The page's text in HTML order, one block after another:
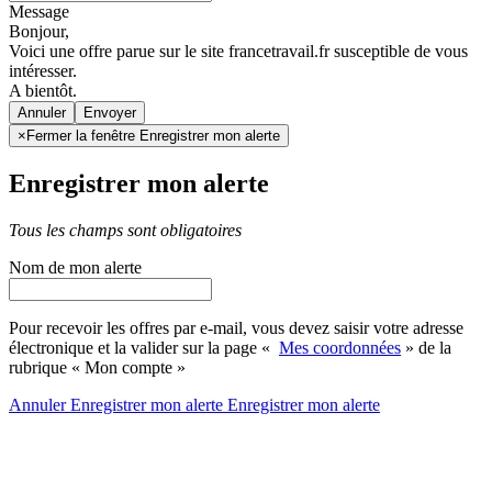
Message
Bonjour,
Voici une offre parue sur le site francetravail.fr susceptible de vous
intéresser.
A bientôt.
Annuler
× Fermer la fenêtre Enregistrer mon alerte
Enregistrer mon alerte
Tous les champs sont obligatoires
Nom de mon alerte
Pour recevoir les offres par e-mail, vous devez saisir votre adresse
électronique et la valider sur la page « Mes coordonnées » de la
rubrique « Mon compte »
AnnulerEnregistrer mon alerte Enregistrermon alerte